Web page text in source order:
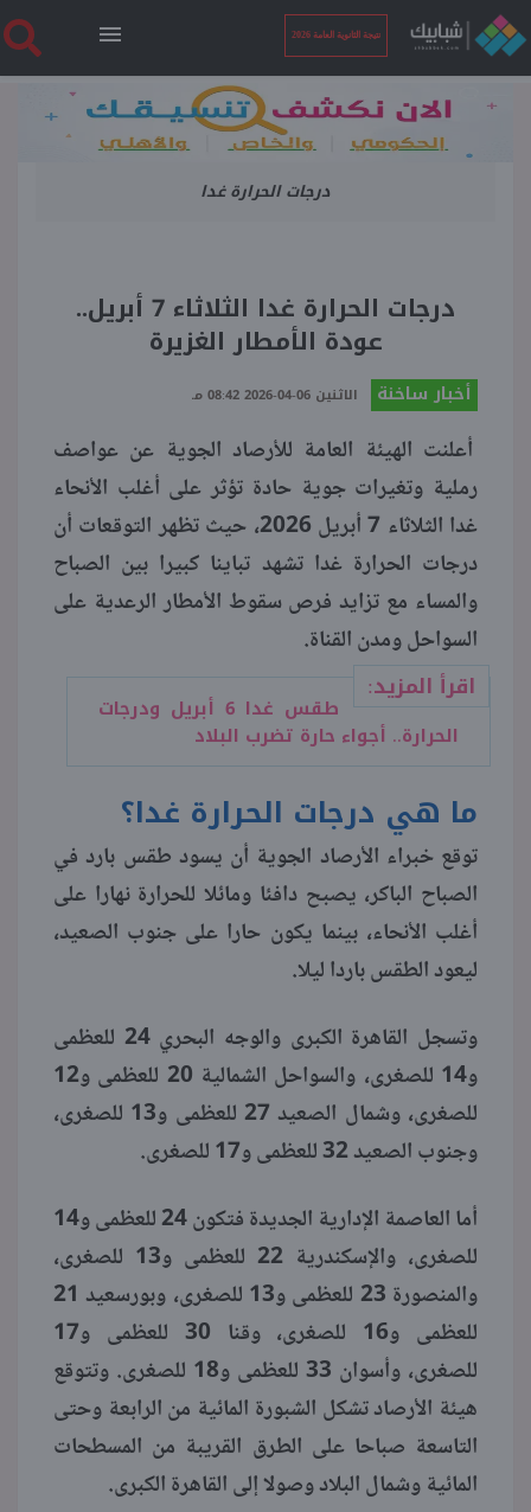
نتيجة الثانوية العامة 2026
الرئيسية
نتيجة الثانوية العامة 2026
فنجان قهوة
بوابة الطلبة
ملفات
منوعات
درجات الحرارة غدا
درجات الحرارة غدا الثلاثاء 7 أبريل..
عودة الأمطار الغزيرة
أخبار ساخنة الاثنين 06-04-2026 08:42 مـ
أعلنت الهيئة العامة للأرصاد الجوية عن عواصف
رملية وتغيرات جوية حادة تؤثر على أغلب الأنحاء
غدا الثلاثاء 7 أبريل 2026، حيث تظهر التوقعات أن
درجات الحرارة غدا تشهد تباينا كبيرا بين الصباح
والمساء مع تزايد فرص سقوط الأمطار الرعدية على
السواحل ومدن القناة.
اقرأ المزيد:
طقس غدا 6 أبريل ودرجات
الحرارة.. أجواء حارة تضرب البلاد
ما هي درجات الحرارة غدا؟
توقع خبراء الأرصاد الجوية أن يسود طقس بارد في
الصباح الباكر، يصبح دافئا ومائلا للحرارة نهارا على
أغلب الأنحاء، بينما يكون حارا على جنوب الصعيد،
ليعود الطقس باردا ليلا.
وتسجل القاهرة الكبرى والوجه البحري 24 للعظمى
و14 للصغرى، والسواحل الشمالية 20 للعظمى و12
للصغرى، وشمال الصعيد 27 للعظمى و13 للصغرى،
وجنوب الصعيد 32 للعظمى و17 للصغرى.
أما العاصمة الإدارية الجديدة فتكون 24 للعظمى و14
للصغرى، والإسكندرية 22 للعظمى و13 للصغرى،
والمنصورة 23 للعظمى و13 للصغرى، وبورسعيد 21
للعظمى و16 للصغرى، وقنا 30 للعظمى و17
للصغرى، وأسوان 33 للعظمى و18 للصغرى. وتتوقع
هيئة الأرصاد تشكل الشبورة المائية من الرابعة وحتى
التاسعة صباحا على الطرق القريبة من المسطحات
المائية وشمال البلاد وصولا إلى القاهرة الكبرى.